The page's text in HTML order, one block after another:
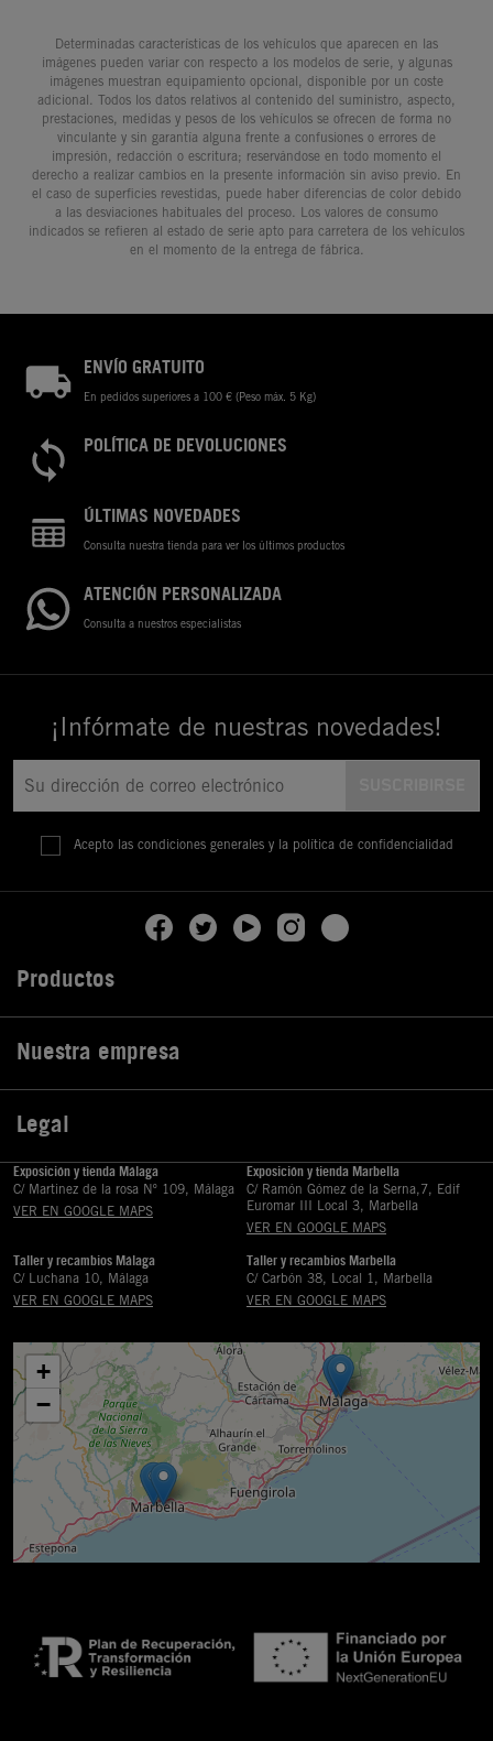
Determinadas características de los vehículos que aparecen en las
imágenes pueden variar con respecto a los modelos de serie, y algunas
imágenes muestran equipamiento opcional, disponible por un coste
adicional. Todos los datos relativos al contenido del suministro, aspecto,
prestaciones, medidas y pesos de los vehículos se ofrecen de forma no
vinculante y sin garantía alguna frente a confusiones o errores de
impresión, redacción o escritura; reservándose en todo momento el
derecho a realizar cambios en la presente información sin aviso previo. En
el caso de superficies revestidas, puede haber diferencias de color debido
a las desviaciones habituales del proceso. Los valores de consumo
indicados se refieren al estado de serie apto para carretera de los vehículos
en el momento de la entrega de fábrica.
ENVÍO GRATUITO
En pedidos superiores a 100 € (Peso máx. 5 Kg)
POLÍTICA DE DEVOLUCIONES
ÚLTIMAS NOVEDADES
Consulta nuestra tienda para ver los últimos productos
ATENCIÓN PERSONALIZADA
Consulta a nuestros especialistas
¡Infórmate de nuestras novedades!
Acepto las condiciones generales y la política de confidencialidad
Productos
Nuestra empresa
Legal
Exposición y tienda Málaga
C/ Martinez de la rosa Nº 109, Málaga
VER EN GOOGLE MAPS
Exposición y tienda Marbella
C/ Ramón Gómez de la Serna,7, Edif
Euromar III Local 3, Marbella
VER EN GOOGLE MAPS
Taller y recambios Málaga
C/ Luchana 10, Málaga
VER EN GOOGLE MAPS
Taller y recambios Marbella
C/ Carbón 38, Local 1, Marbella
VER EN GOOGLE MAPS
+
−